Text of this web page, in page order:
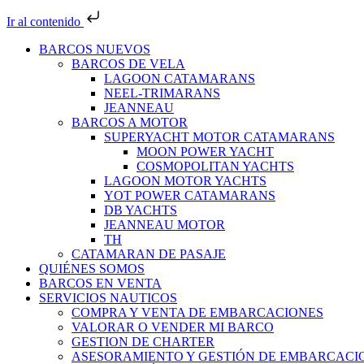
Ir al contenido
BARCOS NUEVOS
BARCOS DE VELA
LAGOON CATAMARANS
NEEL-TRIMARANS
JEANNEAU
BARCOS A MOTOR
SUPERYACHT MOTOR CATAMARANS
MOON POWER YACHT
COSMOPOLITAN YACHTS
LAGOON MOTOR YACHTS
YOT POWER CATAMARANS
DB YACHTS
JEANNEAU MOTOR
TH
CATAMARAN DE PASAJE
QUIÉNES SOMOS
BARCOS EN VENTA
SERVICIOS NAUTICOS
COMPRA Y VENTA DE EMBARCACIONES
VALORAR O VENDER MI BARCO
GESTION DE CHARTER
ASESORAMIENTO Y GESTIÓN DE